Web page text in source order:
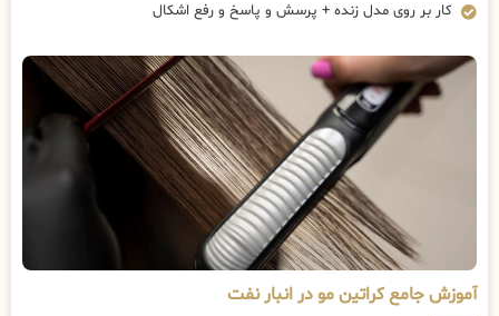
کار بر روی مدل زنده + پرسش و پاسخ و رفع اشکال
آموزش جامع کراتین مو در انبار نفت